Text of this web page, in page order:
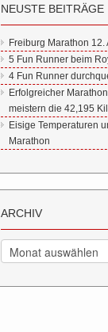
NEUSTE BEITRÄGE
Freiburg Marathon 12.
5 Fun Runner beim
4 Fun Runner
Erfolgreicher
meistern die 42,195
Eisige Temperaturen
Marathon
ARCHIV
Archiv